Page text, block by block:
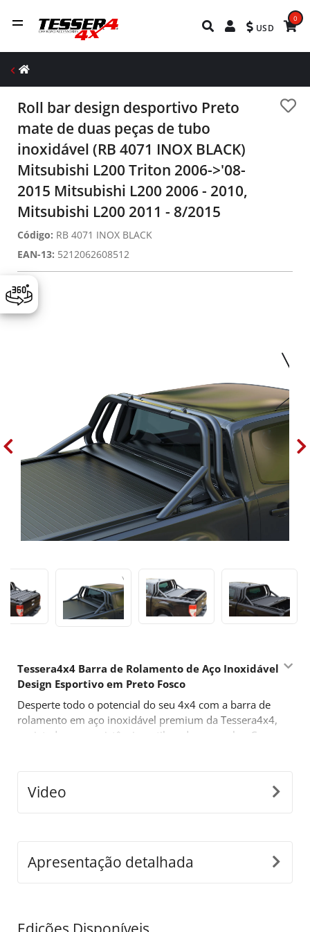
USD
0
Roll bar design desportivo Preto
mate de duas peças de tubo
inoxidável (RB 4071 INOX BLACK)
Mitsubishi L200 Triton 2006->'08-
2015 Mitsubishi L200 2006 - 2010,
Mitsubishi L200 2011 - 8/2015
Código: RB 4071 INOX BLACK
EAN-13: 5212062608512
Tessera4x4 Barra de Rolamento de Aço Inoxidável
Design Esportivo em Preto Fosco
Desperte todo o potencial do seu 4x4 com a barra de
rolamento em aço inoxidável premium da Tessera4x4,
projetada para resistência, estilo e desempenho. Com
Características Principais:
difíceis, enquanto oferece uma aparência moderna e
design destacável se ajusta perfeitamente às
Video
Apresentação detalhada